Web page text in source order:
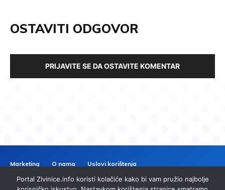
OSTAVITI ODGOVOR
PRIJAVITE SE DA OSTAVITE KOMENTAR
Marketing O nama
Uslovi korištenja
Politika privatnosti
Kontakt
Portal Zivinice.info koristi kolačiće kako bi vam pružio najbolje